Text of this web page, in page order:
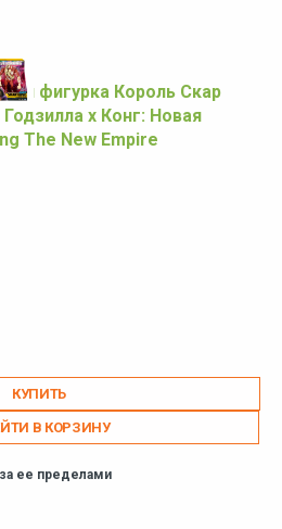
фигурка Король Скар
Годзилла х Конг: Новая
The New Empire
В КОРЗИНУ
ее пределами